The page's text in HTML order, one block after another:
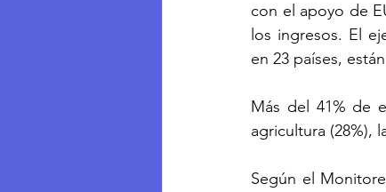
con el apoyo de
los ingresos. El
en 23 países,
Más del 41% de
agricultura (28%),
Según el